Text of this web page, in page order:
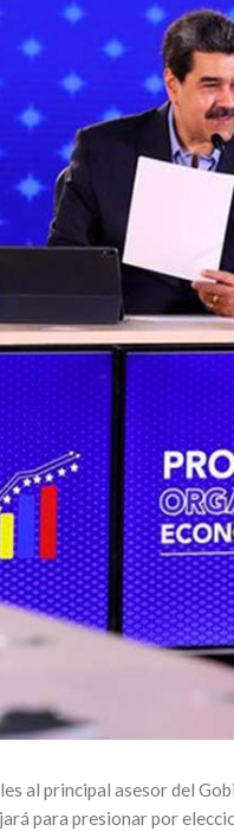
principal asesor del
para presionar por